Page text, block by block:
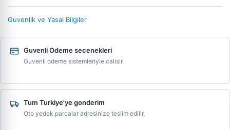
Guvenlik ve Yasal Bilgiler
Guvenli Odeme secenekleri
Guvenli odeme sistemleriyle calisir.
Tum Turkiye'ye gonderim
Oto yedek parcalar adresinize teslim edilir.